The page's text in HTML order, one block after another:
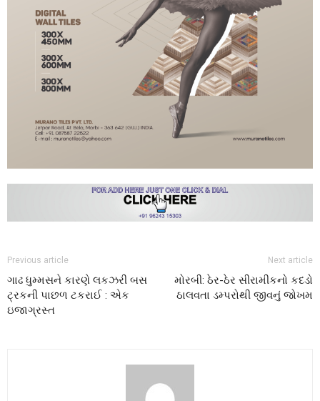
Previous article
ગાઢ ધુમ્મસને કારણે લકઝરી બસ
ટ્રકની પાછળ ટકરાઈ : એક
ઇજાગ્રસ્ત
Next article
મોરબી: ઠેર-ઠેર સીરામીકનો કદડો
ઠાલવતા ડમ્પરોથી જીવનું જોખમ